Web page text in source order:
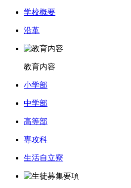
学校概要
沿革
教育内容
小学部
中学部
高等部
専攻科
生活自立寮